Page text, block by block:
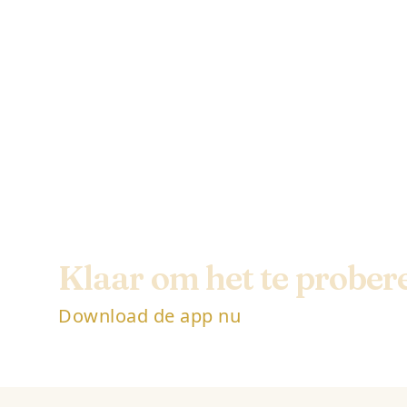
Klaar om het te
Download de app nu